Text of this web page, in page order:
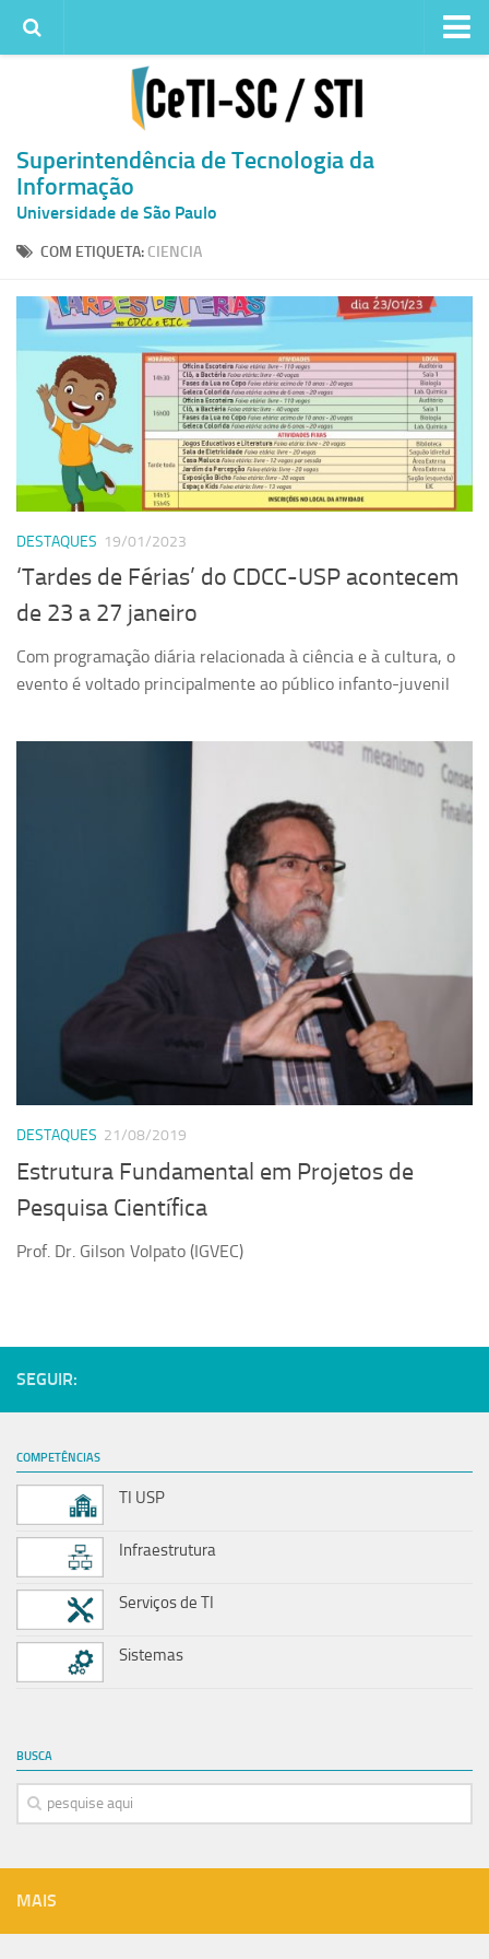
Quem somos
Histórico
Metas e ações
Superintendência de TI
Atendimento
Solicitar um serviço
Atendimento ao Usuário
Serviços
Reserva de espaços físicos
Competências
Infraestrutura
Localização
Superintendência de Tecnologia da
Informação
Universidade de São Paulo
COM ETIQUETA: CIENCIA
DESTAQUES 19/01/2023
‘Tardes de Férias’ do CDCC-USP acontecem
de 23 a 27 janeiro
Com programação diária relacionada à ciência e à cultura, o
evento é voltado principalmente ao público infanto-juvenil
DESTAQUES 21/08/2019
Estrutura Fundamental em Projetos de
Pesquisa Científica
Prof. Dr. Gilson Volpato (IGVEC)
SEGUIR:
COMPETÊNCIAS
TI USP
Infraestrutura
Serviços de TI
Sistemas
BUSCA
MAIS